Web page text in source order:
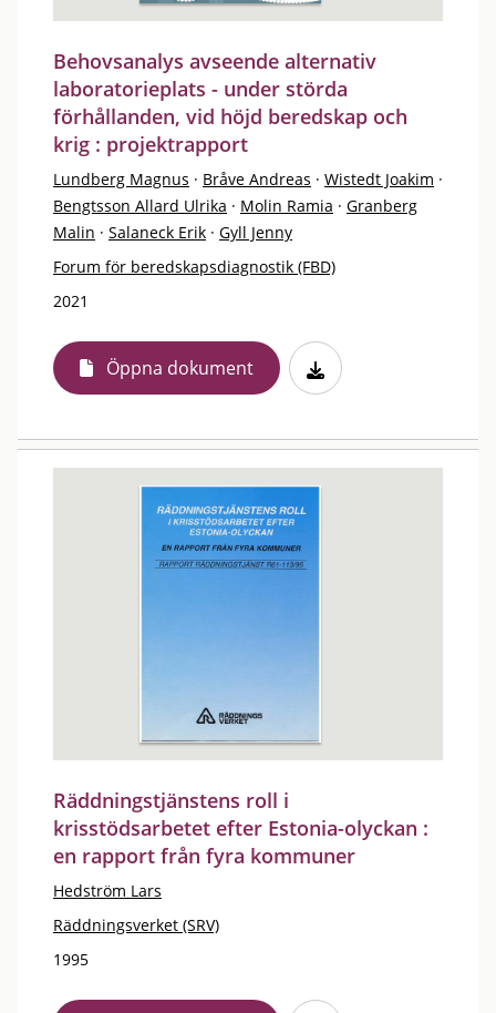
Behovsanalys avseende alternativ
laboratorieplats - under störda
förhållanden, vid höjd beredskap och
krig : projektrapport
Lundberg Magnus · Bråve Andreas · Wistedt Joakim ·
Bengtsson Allard Ulrika · Molin Ramia · Granberg
Malin · Salaneck Erik · Gyll Jenny
Forum för beredskapsdiagnostik (FBD)
2021
Öppna dokument
Räddningstjänstens roll i
krisstödsarbetet efter Estonia-olyckan :
en rapport från fyra kommuner
Hedström Lars
Räddningsverket (SRV)
1995